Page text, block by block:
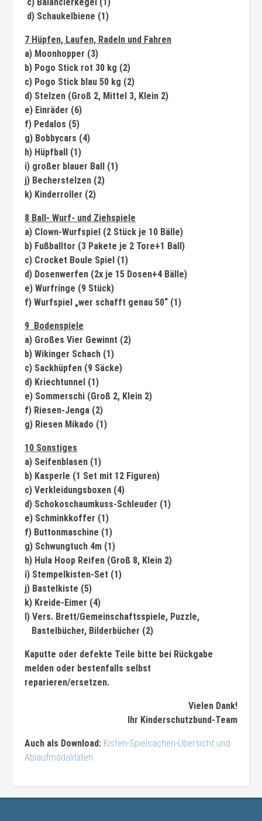
d) Schaukelbiene (1)
7 Hüpfen, Laufen, Radeln und Fahren
a) Moonhopper (3)
b) Pogo Stick rot 30 kg (2)
c) Pogo Stick blau 50 kg (2)
d) Stelzen (Groß 2, Mittel 3, Klein 2)
e) Einräder (6)
f) Pedalos (5)
g) Bobbycars (4)
h) Hüpfball (1)
i) großer blauer Ball (1)
j) Becherstelzen (2)
k) Kinderroller (2)
8 Ball- Wurf- und Ziehspiele
a) Clown-Wurfspiel (2 Stück je 10 Bälle)
b) Fußballtor (3 Pakete je 2 Tore+1 Ball)
c) Crocket Boule Spiel (1)
d) Dosenwerfen (2x je 15 Dosen+4 Bälle)
e) Wurfringe (9 Stück)
f) Wurfspiel „wer schafft genau 50“ (1)
9 Bodenspiele
a) Großes Vier Gewinnt (2)
b) Wikinger Schach (1)
c) Sackhüpfen (9 Säcke)
d) Kriechtunnel (1)
e) Sommerschi (Groß 2, Klein 2)
f) Riesen-Jenga (2)
g) Riesen Mikado (1)
10 Sonstiges
a) Seifenblasen (1)
b) Kasperle (1 Set mit 12 Figuren)
c) Verkleidungsboxen (4)
d) Schokoschaumkuss-Schleuder (1)
e) Schminkkoffer (1)
f) Buttonmaschine (1)
g) Schwungtuch 4m (1)
h) Hula Hoop Reifen (Groß 8, Klein 2)
i) Stempelkisten-Set (1)
j) Bastelkiste (5)
k) Kreide-Eimer (4)
l) Vers. Brett/Gemeinschaftsspiele, Puzzle,
Bastelbücher, Bilderbücher (2)
Kaputte oder defekte Teile bitte bei Rückgabe
melden oder bestenfalls selbst
reparieren/ersetzen.
Vielen Dank!
Ihr Kinderschutzbund-Team
Auch als Download: Kisten-Spielsachen-Übersicht und
Ablaufmodalitäten